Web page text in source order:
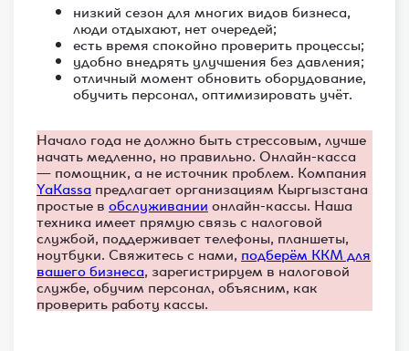
низкий сезон для многих видов бизнеса,
люди отдыхают, нет очередей;
есть время спокойно проверить процессы;
удобно внедрять улучшения без давления;
отличный момент обновить оборудование,
обучить персонал, оптимизировать учёт.
Начало года не должно быть стрессовым, лучше
начать медленно, но правильно. Онлайн-касса
— помощник, а не источник проблем. Компания
YaKassa предлагает организациям Кыргызстана
простые вобслуживании онлайн-кассы. Наша
техника имеет прямую связь с налоговой
службой, поддерживает телефоны, планшеты,
ноутбуки. Свяжитесь с нами, подберём ККМ для
вашего бизнеса, зарегистрируем в налоговой
службе, обучим персонал, объясним, как
проверить работу кассы.